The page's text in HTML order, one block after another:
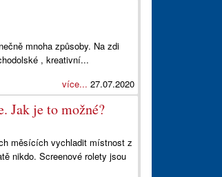
mnoha způsoby. Na zdi
, kreativní...
více... 27.07.2020
Jak je to možné?
měsících vychladit místnost z
nikdo. Screenové rolety jsou